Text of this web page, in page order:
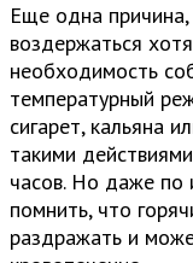
Еще одна
воздержаться
необходимость
температурный
сигарет, кальяна
такими
часов. Но даже по
помнить, что
раздражать и